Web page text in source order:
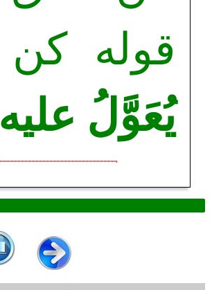
قوله كن
يُعَوَّلُ عليه